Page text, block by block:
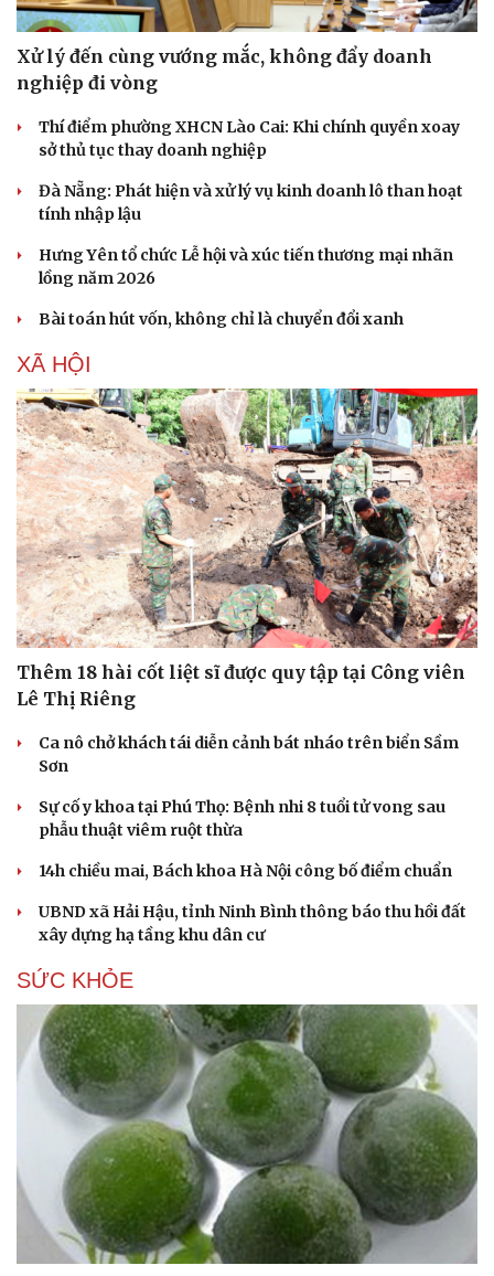
Du lịch
Tư vấn
check-in
Câu chuyện thời sự
Đọc truyện đêm khuya
Cửa sổ tình yêu
Xử lý đến cùng vướng mắc, không đẩy doanh
nghiệp đi vòng
Thí điểm phường XHCN Lào Cai: Khi chính quyền xoay
sở thủ tục thay doanh nghiệp
Đà Nẵng: Phát hiện và xử lý vụ kinh doanh lô than hoạt
tính nhập lậu
Hưng Yên tổ chức Lễ hội và xúc tiến thương mại nhãn
lồng năm 2026
Bài toán hút vốn, không chỉ là chuyển đổi xanh
XÃ HỘI
Thêm 18 hài cốt liệt sĩ được quy tập tại Công viên
Lê Thị Riêng
Ca nô chở khách tái diễn cảnh bát nháo trên biển Sầm
Sơn
Sự cố y khoa tại Phú Thọ: Bệnh nhi 8 tuổi tử vong sau
phẫu thuật viêm ruột thừa
14h chiều mai, Bách khoa Hà Nội công bố điểm chuẩn
UBND xã Hải Hậu, tỉnh Ninh Bình thông báo thu hồi đất
xây dựng hạ tầng khu dân cư
SỨC KHỎE